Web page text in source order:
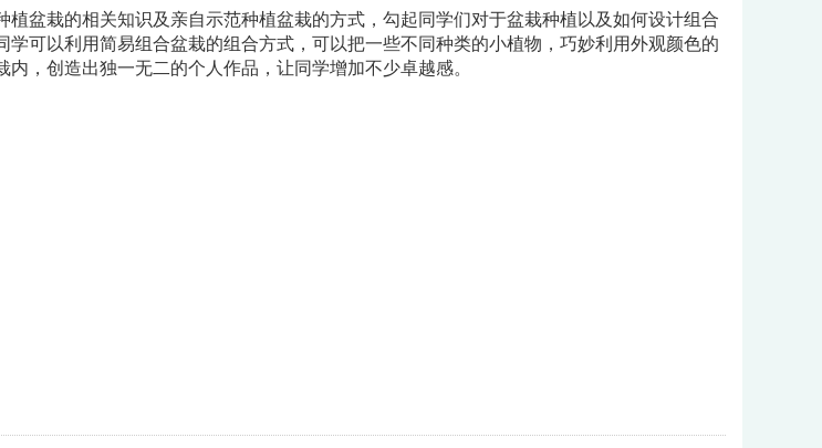
盆栽的相关知识及亲自示范种植盆栽的方式，勾起同学们对于盆栽种植以及如何设计组合
学可以利用简易组合盆栽的组合方式，可以把一些不同种类的小植物，巧妙利用外观颜色的
，创造出独一无二的个人作品，让同学增加不少卓越感。